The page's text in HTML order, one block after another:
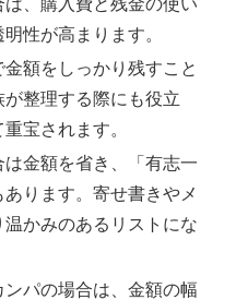
、購入費と残金の使い
性が高まります。
金額をしっかり残すこと
整理する際にも役立
宝されます。
は金額を省き、「有志一
ります。寄せ書きやメ
かみのあるリストにな
ンパの場合は、金額の幅